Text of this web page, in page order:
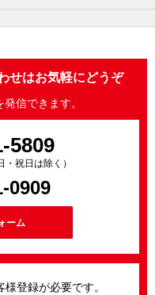
せはお気軽にどうぞ
信できます。
5809
祝日は除く）
0909
ーム
登録が必要です。